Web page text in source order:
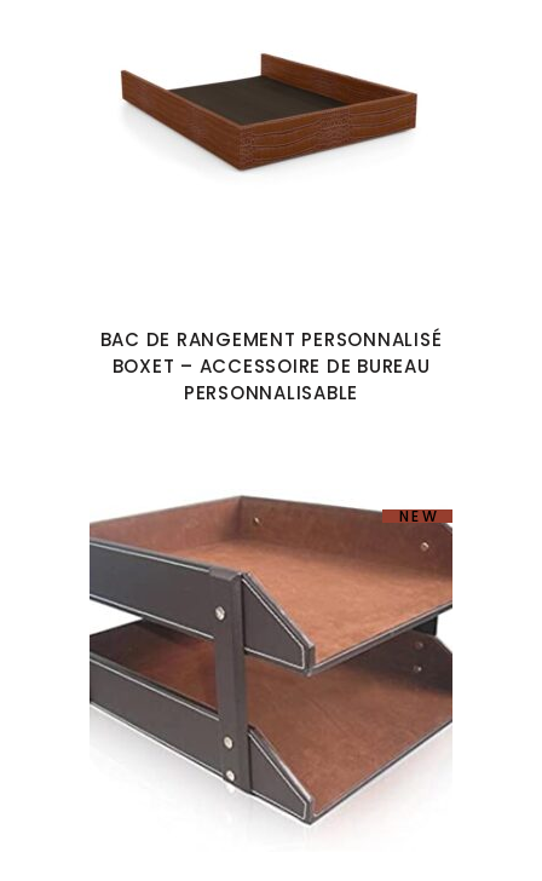
BAC DE RANGEMENT PERSONNALISÉ
BOXET – ACCESSOIRE DE BUREAU
PERSONNALISABLE
NEW